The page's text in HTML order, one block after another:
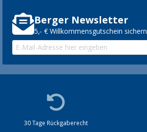
Berger Newsletter
5,- € Willkommensgutschein sichern
30 Tage Rückgaberecht